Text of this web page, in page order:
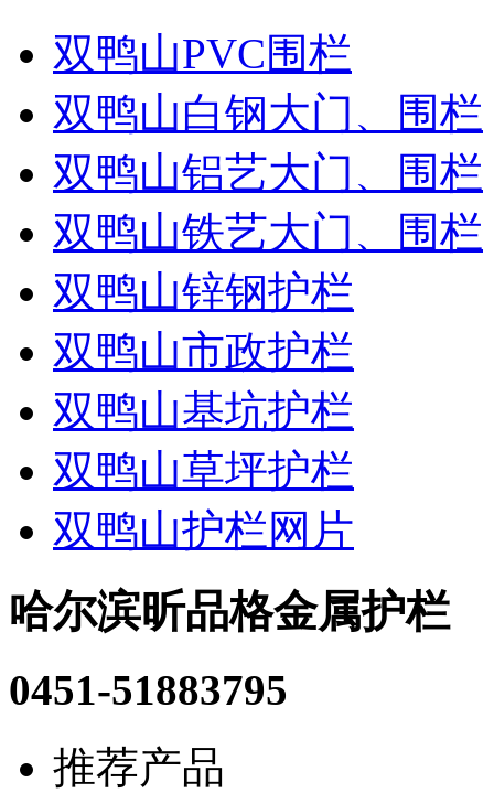
双鸭山PVC围栏
双鸭山白钢大门、围栏
双鸭山铝艺大门、围栏
双鸭山铁艺大门、围栏
双鸭山锌钢护栏
双鸭山市政护栏
双鸭山基坑护栏
双鸭山草坪护栏
双鸭山护栏网片
哈尔滨昕品格金属护栏
0451-51883795
推荐产品